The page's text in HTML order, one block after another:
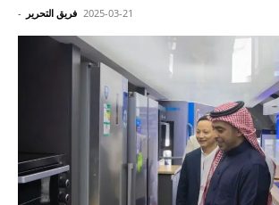
فريق التحرير - 2025-03-21